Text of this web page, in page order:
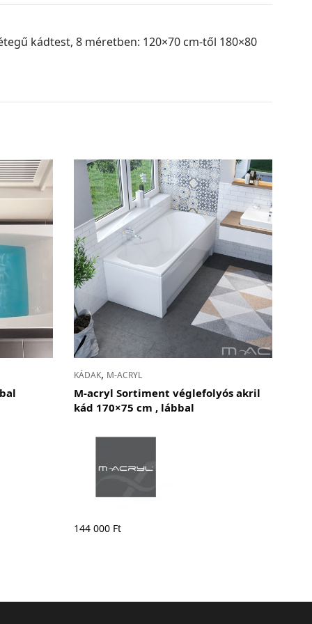
kádtest, 8 méretben: 120×70 cm-től 180×80
KÁDAK, M-ACRYL
M-acryl Sortiment véglefolyós akril
kád 170×75 cm , lábbal
144 000 Ft